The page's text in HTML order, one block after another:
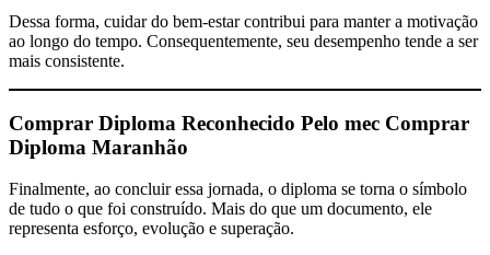
Dessa forma, cuidar do bem-estar contribui para manter a motivação
ao longo do tempo. Consequentemente, seu desempenho tende a ser
mais consistente.
Comprar Diploma Reconhecido Pelo mec Comprar
Diploma Maranhão
Finalmente, ao concluir essa jornada, o diploma se torna o símbolo
de tudo o que foi construído. Mais do que um documento, ele
representa esforço, evolução e superação.